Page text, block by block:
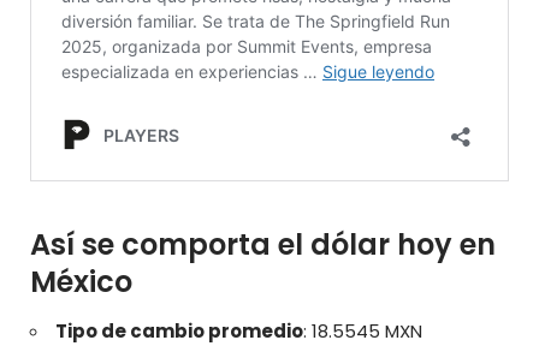
Así se comporta el dólar hoy en
México
Tipo de cambio promedio: 18.5545 MXN